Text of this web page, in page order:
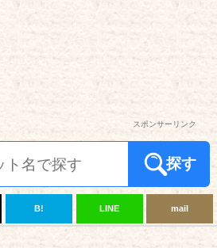
スポンサーリンク
探す
B! LINE mail